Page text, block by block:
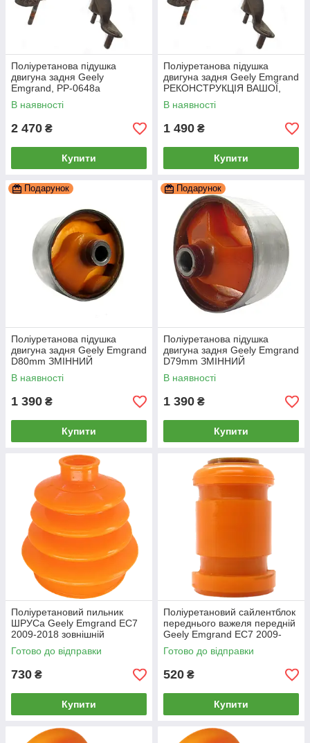
Поліуретанова підушка
двигуна задня Geely
Emgrand, PP-0648a
В наявності
2 470 ₴
Купити
Поліуретанова підушка
двигуна задня Geely Emgrand
РЕКОНСТРУКЦІЯ ВАШОЇ,
PP-0648b
В наявності
1 490 ₴
Купити
Подарунок
Поліуретанова підушка
двигуна задня Geely Emgrand
D80mm ЗМІННИЙ
САЙЛЕНТБЛОК, PP-0648ca
В наявності
1 390 ₴
Купити
Подарунок
Поліуретанова підушка
двигуна задня Geely Emgrand
D79mm ЗМІННИЙ
САЙЛЕНТБЛОК, PP-0648cb
В наявності
1 390 ₴
Купити
Поліуретановий пильник
ШРУСа Geely Emgrand EC7
2009-2018 зовнішній
Готово до відправки
730 ₴
Купити
Поліуретановий сайлентблок
переднього важеля передній
Geely Emgrand EC7 2009-
Готово до відправки
520 ₴
Купити